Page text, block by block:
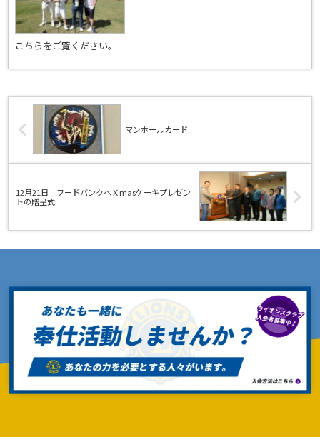
こちらをご覧ください。
マンホールカード
12月21日 フードバンクヘＸmasケーキプレゼン
トの贈呈式